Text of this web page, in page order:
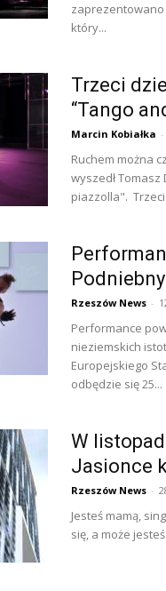
zaprezentowano
który...
Trzeci
“Tango
Marcin Kobiałka -
Ruchem można
wyszedł
piazzolla".
Rzeszów News -
Performance
nieziemskich
Europejskiego
odbędzie się 25...
W
Jasionce
Rzeszów News -
Jesteś mamą,
się, a może